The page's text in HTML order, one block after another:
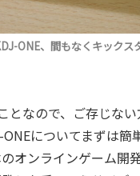
ONE、間もなくキックス
となので、ご存じな
についてまずは簡
オンラインゲーム開